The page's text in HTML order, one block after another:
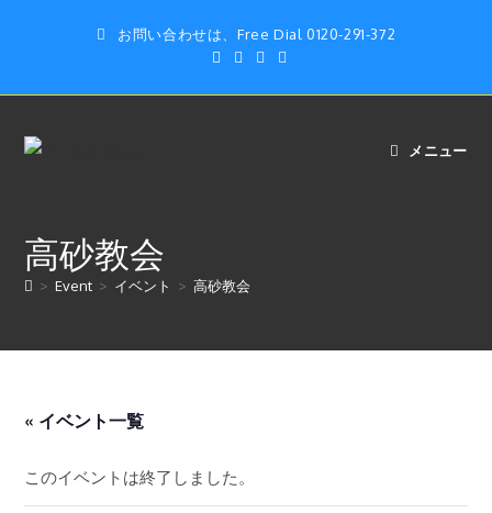
ン
お問い合わせは、Free Dial 0120-291-372
メニュー
高砂教会
> Event > イベント > 高砂教会
« イベント一覧
このイベントは終了しました。